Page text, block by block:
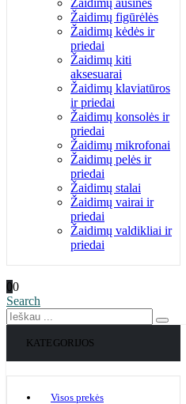
Žaidimų ausinės
Žaidimų figūrėlės
Žaidimų kėdės ir
priedai
Žaidimų kiti
aksesuarai
Žaidimų klaviatūros
ir priedai
Žaidimų konsolės ir
priedai
Žaidimų mikrofonai
Žaidimų pelės ir
priedai
Žaidimų stalai
Žaidimų vairai ir
priedai
Žaidimų valdikliai ir
priedai
00
Search
KATEGORIJOS
Visos prekės